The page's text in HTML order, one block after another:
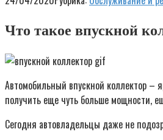
Что такое впускной
Автомобильный впускной коллектор –
получить еще чуть больше мощности,
Сегодня автовладельцы даже не